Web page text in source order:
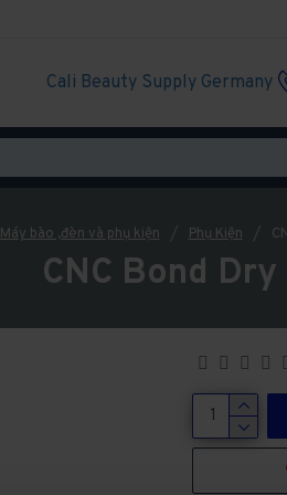
Cali Beauty Supply Germany
Máy bào ,đèn và phụ kiện Phụ Kiện
CNC Bond Dry